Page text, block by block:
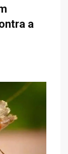
a